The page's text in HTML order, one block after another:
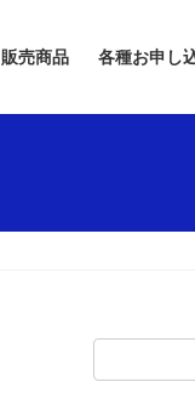
販売商品 各種お申し